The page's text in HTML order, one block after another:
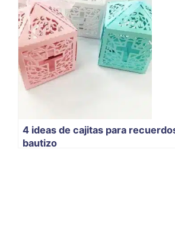
4 ideas de cajitas para
bautizo